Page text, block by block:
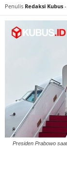
Penulis Redaksi Kubus -
Presiden Prabowo